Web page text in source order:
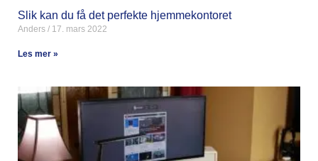
Slik kan du få det perfekte hjemmekontoret
Anders 17. mars 2022
Les mer »